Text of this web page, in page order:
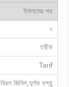
ইসলামের পথ
৭
তরীফ
Tarif
বিরল জিনিস,দুর্লভ বস্তু